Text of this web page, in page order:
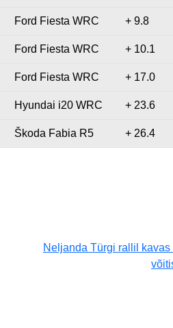
Ford Fiesta WRC + 9.8
Ford Fiesta WRC + 10.1
Ford Fiesta WRC + 17.0
Hyundai i20 WRC + 23.6
Škoda Fabia R5 + 26.4
Neljanda Türgi rallil